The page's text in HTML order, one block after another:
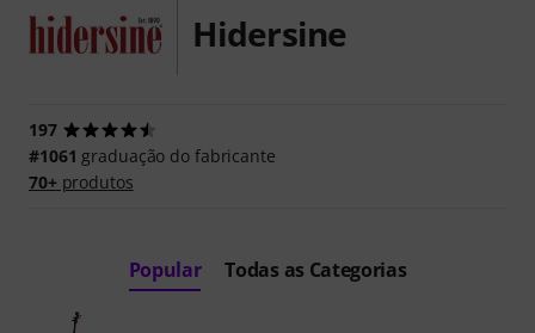
Hidersine
197
#1061 graduação do fabricante
70+produtos
Popular Todas as Categorias